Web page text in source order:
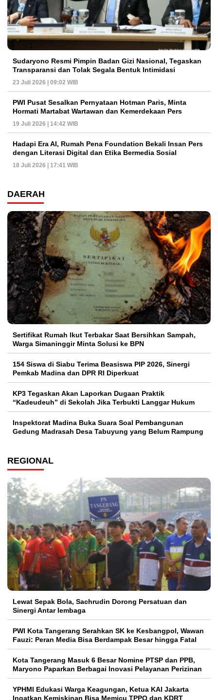
Sudaryono Resmi Pimpin Badan Gizi Nasional, Tegaskan
Transparansi dan Tolak Segala Bentuk Intimidasi
23 Juli 2026 | 09:02 WIB
PWI Pusat Sesalkan Pernyataan Hotman Paris, Minta
Hormati Martabat Wartawan dan Kemerdekaan Pers
19 Juli 2026 | 14:42 WIB
Hadapi Era AI, Rumah Pena Foundation Bekali Insan Pers
dengan Literasi Digital dan Etika Bermedia Sosial
18 Juli 2026 | 17:41 WIB
DAERAH
Sertifikat Rumah Ikut Terbakar Saat Bersihkan Sampah,
Warga Simaninggir Minta Solusi ke BPN
154 Siswa di Siabu Terima Beasiswa PIP 2026, Sinergi
Pemkab Madina dan DPR RI Diperkuat
KP3 Tegaskan Akan Laporkan Dugaan Praktik
“Kadeudeuh” di Sekolah Jika Terbukti Langgar Hukum
Inspektorat Madina Buka Suara Soal Pembangunan
Gedung Madrasah Desa Tabuyung yang Belum Rampung
REGIONAL
Lewat Sepak Bola, Sachrudin Dorong Persatuan dan
Sinergi Antar lembaga
PWI Kota Tangerang Serahkan SK ke Kesbangpol, Wawan
Fauzi: Peran Media Bisa Berdampak Besar hingga Fatal
Kota Tangerang Masuk 6 Besar Nomine PTSP dan PPB,
Maryono Paparkan Berbagai Inovasi Pelayanan Perizinan
YPHMI Edukasi Warga Keagungan, Ketua KAI Jakarta
Ingatkan Kemiskinan Bisa Memicu TPPO dan KDRT